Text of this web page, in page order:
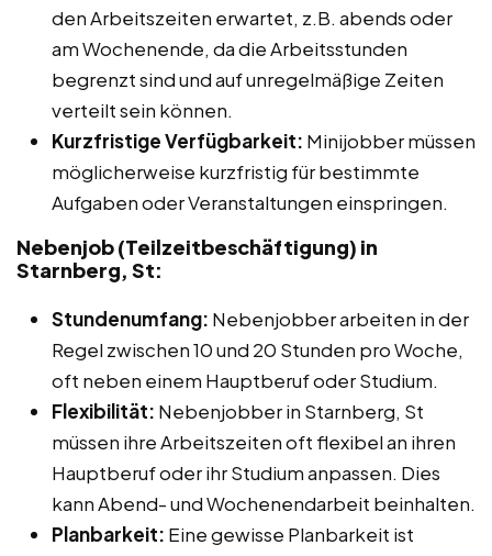
den Arbeitszeiten erwartet, z.B. abends oder
am Wochenende, da die Arbeitsstunden
begrenzt sind und auf unregelmäßige Zeiten
verteilt sein können.
Kurzfristige Verfügbarkeit: Minijobber müssen
möglicherweise kurzfristig für bestimmte
Aufgaben oder Veranstaltungen einspringen.
Nebenjob (Teilzeitbeschäftigung) in
Starnberg, St:
Stundenumfang: Nebenjobber arbeiten in der
Regel zwischen 10 und 20 Stunden pro Woche,
oft neben einem Hauptberuf oder Studium.
Flexibilität: Nebenjobber in Starnberg, St
müssen ihre Arbeitszeiten oft flexibel an ihren
Hauptberuf oder ihr Studium anpassen. Dies
kann Abend- und Wochenendarbeit beinhalten.
Planbarkeit: Eine gewisse Planbarkeit ist